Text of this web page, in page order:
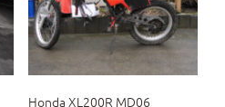
Honda XL200R MD06